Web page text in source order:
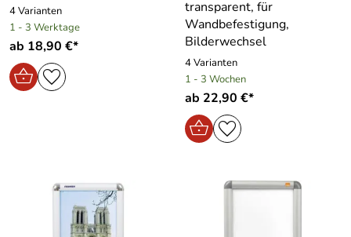
4 Varianten
1 - 3 Werktage
ab 18,90 €*
transparent, für
Wandbefestigung,
Bilderwechsel
4 Varianten
1 - 3 Wochen
ab 22,90 €*